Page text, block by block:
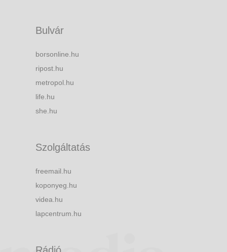
Bulvár
borsonline.hu
ripost.hu
metropol.hu
life.hu
she.hu
Szolgáltatás
freemail.hu
koponyeg.hu
videa.hu
lapcentrum.hu